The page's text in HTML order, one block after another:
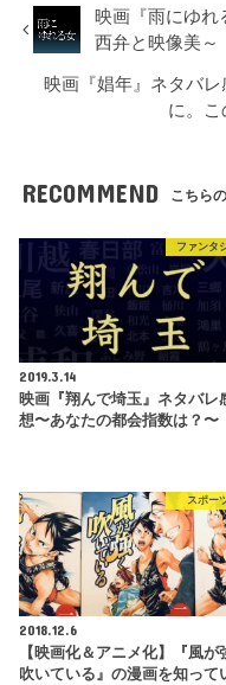
映画『雨にゆれ
西弁と映像美～
映画『娼年』ネタバ
に。こ
RECOMMEND こちら
ファンタ
2019.3.14
映画『翔んで埼玉』ネタバレ
想〜あなたの都会指数は？〜
スポー
2018.12.6
【映画化＆アニメ化】『風が
吹いている』の漫画を知って